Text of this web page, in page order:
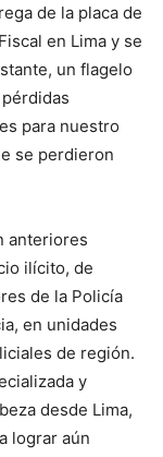
de la placa de
en Lima y se
un flagelo
para nuestro
se perdieron
anteriores
ilícito, de
de la Policía
en unidades
de región.
y
desde Lima,
lograr aún